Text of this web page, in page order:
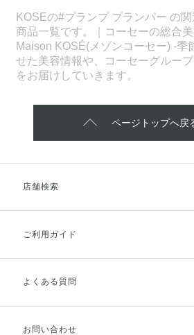
KOSEの#プランプ プランパー の
商品一覧です。｜コーセーの総合
Maison KOSÉ(メゾンコーセー) -季
せた美容情報や、コーセーグルー
をお届けしていきます。
ページトップへ戻
店舗検索
ご利用ガイド
ご利用ガイドトップ
お支払方法
よくある質問
お問い合わせ